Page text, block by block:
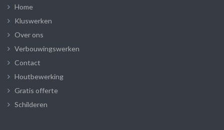
Home
Kluswerken
Over ons
Verbouwingswerken
Contact
Houtbewerking
Gratis offerte
Schilderen